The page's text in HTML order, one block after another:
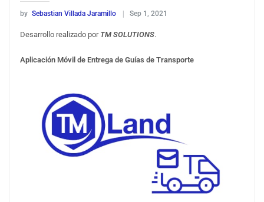
by Sebastian Villada Jaramillo Sep 1, 2021
Desarrollo realizado por TM SOLUTIONS.
Aplicación Móvil de Entrega de Guías de Transporte